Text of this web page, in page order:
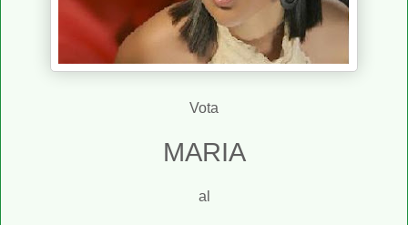
Vota
MARIA
al